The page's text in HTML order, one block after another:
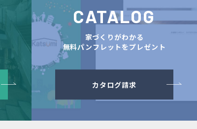
CATALOG
家づくりがわかる
無料パンフレットをプレゼント
カタログ請求